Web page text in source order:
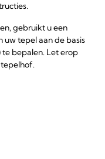
gebruikt u een
tepel aan de basis
bepalen. Let erop